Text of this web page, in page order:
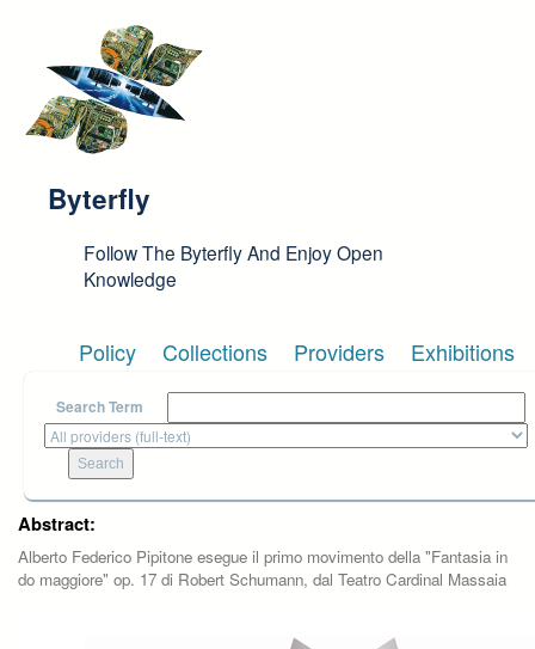
Byterfly
Follow The Byterfly And Enjoy Open
Knowledge
Policy Collections Providers Exhibitions
Search Term
Abstract:
Alberto Federico Pipitone esegue il primo movimento della "Fantasia in
do maggiore" op. 17 di Robert Schumann, dal Teatro Cardinal Massaia